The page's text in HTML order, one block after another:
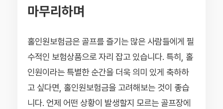
마무리하며
홀인원보험금은 골프를 즐기는 많은 사람들에게 필
수적인 보험상품으로 자리 잡고 있습니다. 특히, 홀
인원이라는 특별한 순간을 더욱 의미 있게 축하하
고 싶다면, 홀인원보험금을 고려해보는 것이 좋습
니다. 언제 어떤 상황이 발생할지 모르는 골프장에